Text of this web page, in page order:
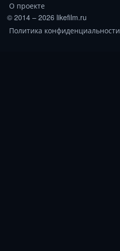
О проекте
© 2014 – 2026 likefilm.ru
Политика конфиденциальности